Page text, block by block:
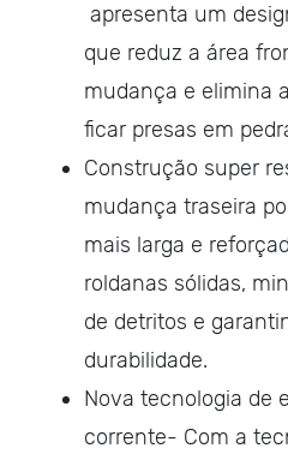
apresenta um
que reduz a área
mudança e elimina
ficar presas em
Construção super
mudança traseira
mais larga e
roldanas sólidas,
de detritos e
durabilidade.
Nova tecnologia de
corrente- Com a